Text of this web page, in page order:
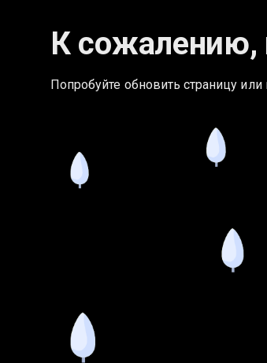
К сожалению,
Попробуйте обновить страницу